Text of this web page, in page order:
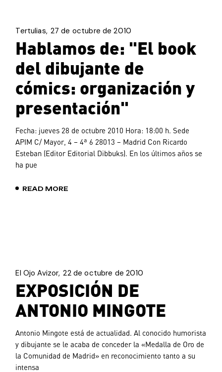
Tertulias 27 de octubre de 2010
Hablamos de: "El book
del dibujante de
cómics: organización y
presentación"
Fecha: jueves 28 de octubre 2010 Hora: 18:00 h. Sede
APIM C/ Mayor, 4 – 4ª 6 28013 – Madrid Con Ricardo
Esteban (Editor Editorial Dibbuks). En los últimos años se
ha pue
READ MORE
El Ojo Avizor 22 de octubre de 2010
EXPOSICIÓN DE
ANTONIO MINGOTE
Antonio Mingote está de actualidad. Al conocido humorista
y dibujante se le acaba de conceder la «Medalla de Oro de
la Comunidad de Madrid» en reconocimiento tanto a su
intensa